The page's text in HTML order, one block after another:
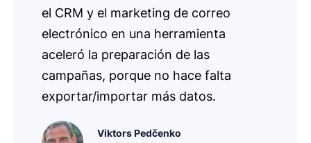
el CRM y el marketing de correo
electrónico en una herramienta
aceleró la preparación de las
campañas, porque no hace falta
exportar/importar más datos.
Viktors Pedčenko